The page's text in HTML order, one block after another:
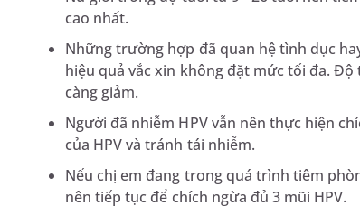
cao nhất.
Những trường hợp đã quan hệ tình dục
hiệu quả vắc xin không đặt mức tối đa.
càng giảm.
Người đã nhiễm HPV vẫn nên thực hiện
của HPV và tránh tái nhiễm.
Nếu chị em đang trong quá trình tiêm
nên tiếp tục để chích ngừa đủ 3 mũi HPV.